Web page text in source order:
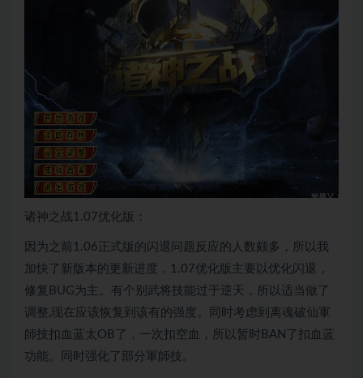
诸神之战1.07优化版：
因为之前1.06正式版的闪退问题反应的人数颇多，所以我
加快了新版本的更新进度，1.07优化版主要以优化闪退，
修复BUG为主。有个别武将技能过于逆天，所以适当做了
调整,现在应该恢复到该有的强度。同时考虑到离魂破仙軍
師技扣血蓝太OB了，一次扣空血，所以暂时BAN了扣血蓝
功能。同时强化了部分軍師技。